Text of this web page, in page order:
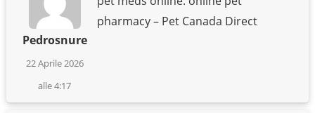
Pedrosnure
22 Aprile 2026
alle 4:17
pharmacy – Pet Canada Direct